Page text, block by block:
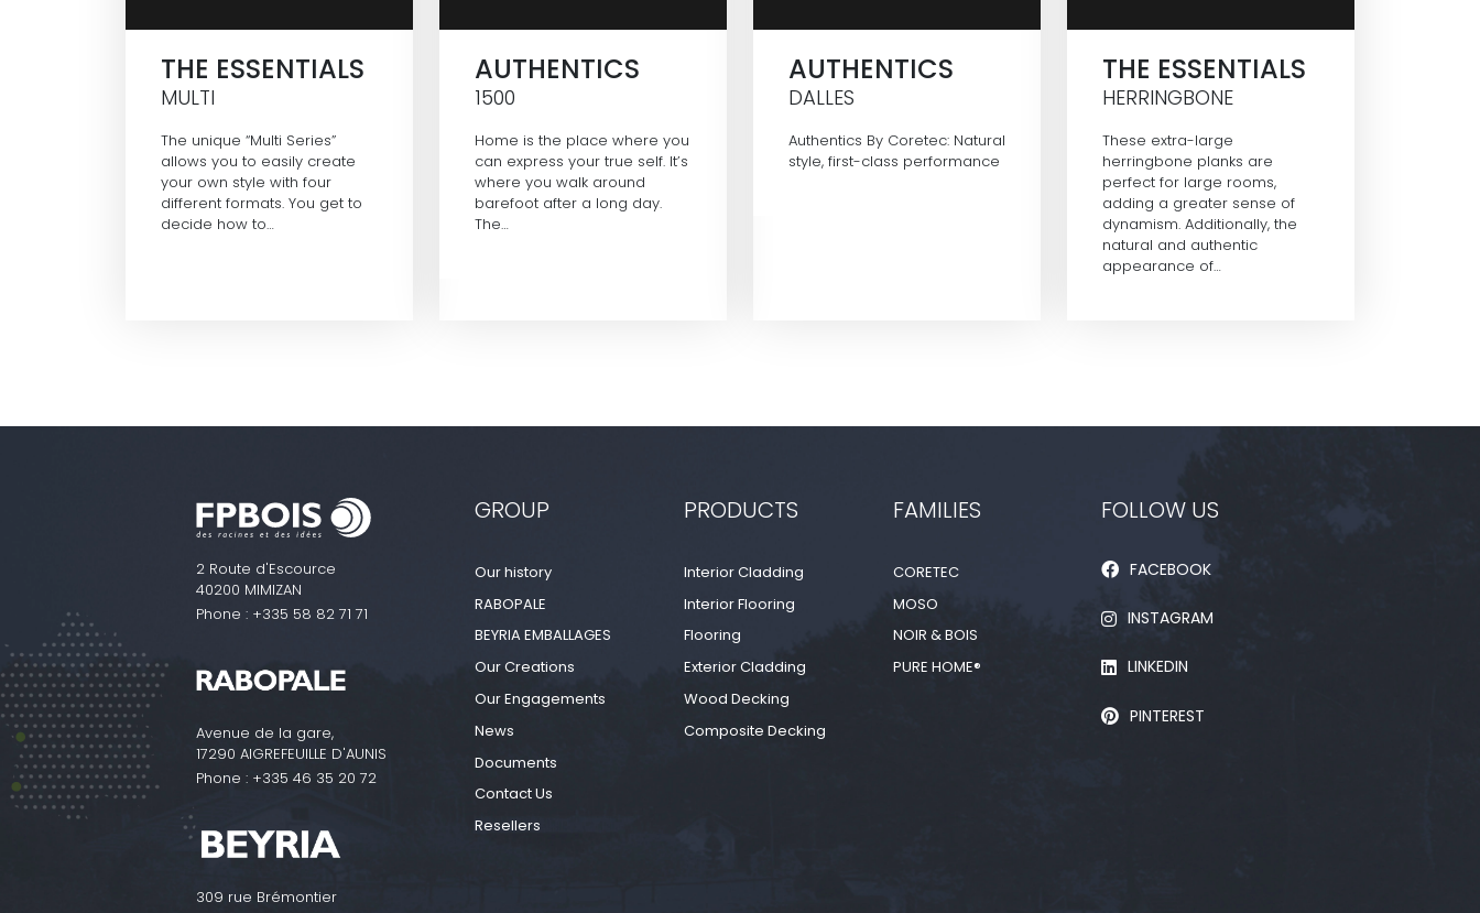
THE ESSENTIALS
MULTI
The unique “Multi Series”
allows you to easily create
your own style with four
different formats. You get to
decide how to…
AUTHENTICS
1500
Home is the place where you
can express your true self. It’s
where you walk around
barefoot after a long day.
The…
AUTHENTICS
DALLES
Authentics By Coretec: Natural
style, first-class performance
THE ESSENTIALS
HERRINGBONE
These extra-large
herringbone planks are
perfect for large rooms,
adding a greater sense of
dynamism. Additionally, the
natural and authentic
appearance of…
2 Route d'Escource
40200 MIMIZAN
Phone : +335 58 82 71 71
Avenue de la gare,
17290 AIGREFEUILLE D'AUNIS
Phone : +335 46 35 20 72
309 rue Brémontier
GROUP
Our history
RABOPALE
BEYRIA EMBALLAGES
Our Creations
Our Engagements
News
Documents
Contact Us
Resellers
PRODUCTS
Interior Cladding
Interior Flooring
Flooring
Exterior Cladding
Wood Decking
Composite Decking
FAMILIES
CORETEC
MOSO
NOIR & BOIS
PURE HOME®
FOLLOW US
FACEBOOK
INSTAGRAM
LINKEDIN
PINTEREST